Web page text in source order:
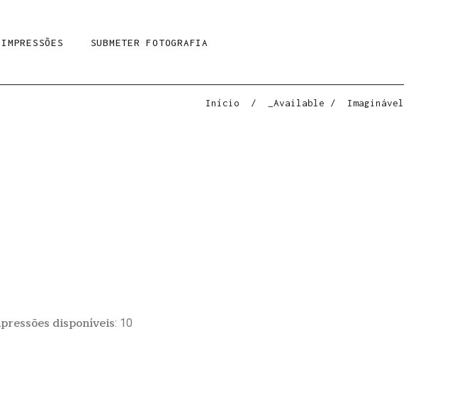
SUBMETER FOTOGRAFIA
Início / _Available / Imaginável
disponíveis: 10